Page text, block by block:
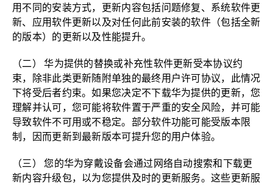
用不同的安装方式，更新内容包括问题修复、系统软件更
新、应用软件更新以及对任何此前安装的软件（包括全新
的版本）的更新以及性能提升。
（二） 华为提供的替换或补充性软件更新受本协议约
束，除非此类更新随附单独的最终用户许可协议，此情况
下将受后者约束。如果您决定不下载华为提供的更新，您
理解并认可，您可能将软件置于严重的安全风险，并可能
导致软件不可用或不稳定。部分软件功能可能受版本限
制，因而更新到最新版本可提升您的用户体验。
（三） 您的华为穿戴设备会通过网络自动搜索和下载更
新内容升级包，以为您提供及时的更新服务。这些更新服